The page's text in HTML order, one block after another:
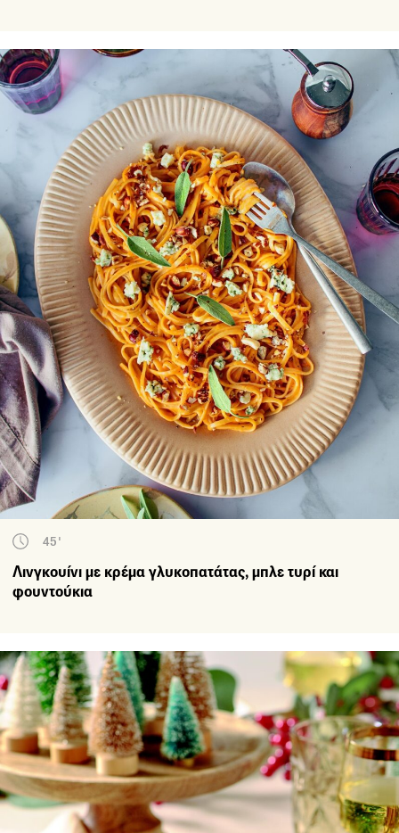
45'
Λινγκουίνι με κρέμα γλυκοπατάτας, μπλε τυρί και
φουντούκια